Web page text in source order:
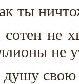
ты
не
не
свою